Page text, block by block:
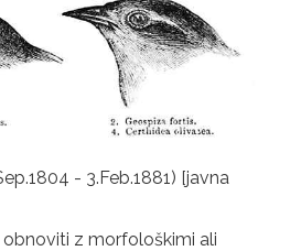
- 3.Feb.1881) [javna
z morfološkimi ali